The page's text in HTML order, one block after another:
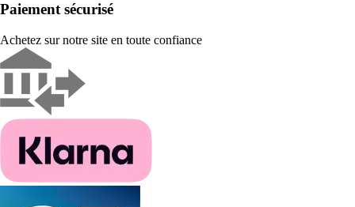
Paiement sécurisé
Achetez sur notre site en toute confiance